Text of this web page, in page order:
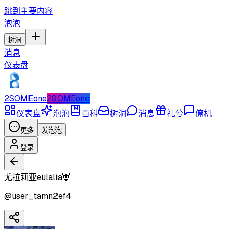
跳到主要内容
泡泡
树洞
消息
仪表盘
2SOMEone2SOMEone
仪表盘
泡泡 百科 树洞 消息 礼兮 僚机
更多 发泡泡
登录
尤拉莉亚eulalia🦌
@user_tamn2ef4